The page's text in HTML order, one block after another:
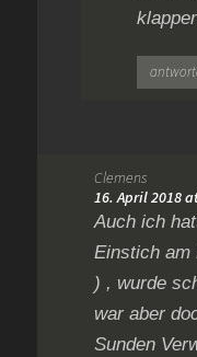
Clemens
16. April 2018
Auch ich
Einstich am
) , wurde
war aber
Sunden